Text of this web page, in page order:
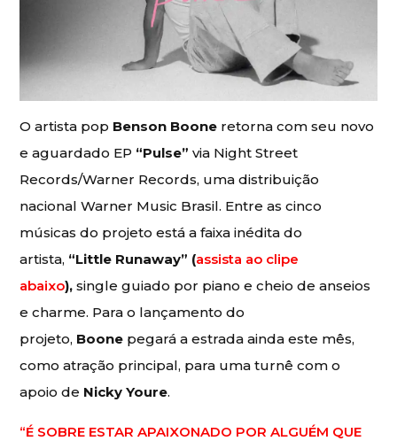
O artista pop Benson Boone retorna com seu novo
e aguardado EP “Pulse”via Night Street
Records/Warner Records, uma distribuição
nacional Warner Music Brasil. Entre as cinco
músicas do projeto está a faixa inédita do
artista, “Little Runaway” (assista ao clipe
abaixo), single guiado por piano e cheio de anseios
e charme. Para o lançamento do
projeto, Boone pegará a estrada ainda este mês,
como atração principal, para uma turnê com o
apoio de Nicky Youre.
“É SOBRE ESTAR APAIXONADO POR ALGUÉM QUE